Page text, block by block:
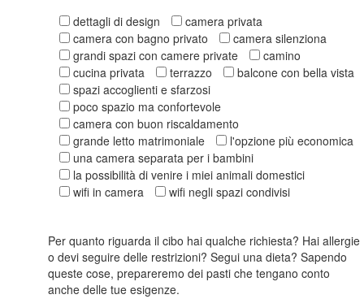
dettagli di design
camera privata
camera con bagno privato
camera silenziona
grandi spazi con camere private
camino
cucina privata
terrazzo
balcone con bella vista
spazi accoglienti e sfarzosi
poco spazio ma confortevole
camera con buon riscaldamento
grande letto matrimoniale
l'opzione più economica
una camera separata per i bambini
la possibilità di venire i miei animali domestici
wifi in camera
wifi negli spazi condivisi
Per quanto riguarda il cibo hai qualche richiesta? Hai allergie
o devi seguire delle restrizioni? Segui una dieta? Sapendo
queste cose, prepareremo dei pasti che tengano conto
anche delle tue esigenze.